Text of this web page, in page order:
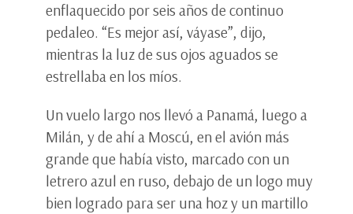
enflaquecido por seis años de continuo
pedaleo. “Es mejor así, váyase”, dijo,
mientras la luz de sus ojos aguados se
estrellaba en los míos.
Un vuelo largo nos llevó a Panamá, luego a
Milán, y de ahí a Moscú, en el avión más
grande que había visto, marcado con un
letrero azul en ruso, debajo de un logo muy
bien logrado para ser una hoz y un martillo